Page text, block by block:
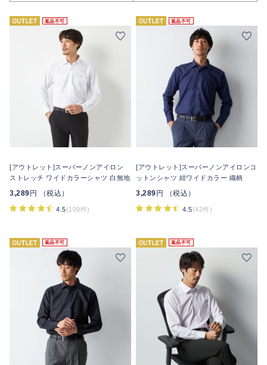
返品不可
[アウトレット]スーパーノンアイロン
ストレッチ ワイドカラーシャツ 白無地
3,289円 （税込）
4.5(109件)
返品不可
[アウトレット]スーパーノンアイロンコ
ットンシャツ 紺ワイドカラー 織柄
3,289円 （税込）
4.5(42件)
返品不可 返品不可